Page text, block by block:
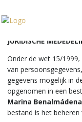
JURIDISCHE
Onder de wet 15/
van
gegevens mogelijk in
opgenomen in een
Marina
bestand is het beheren